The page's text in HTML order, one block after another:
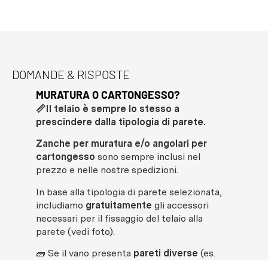
DOMANDE & RISPOSTE
MURATURA O CARTONGESSO?
📏Il telaio è sempre lo stesso a
prescindere dalla tipologia di parete.
Zanche per muratura e/o angolari per
cartongesso sono sempre inclusi nel
prezzo e nelle nostre spedizioni.
In base alla tipologia di parete selezionata,
includiamo gratuitamente gli accessori
necessari per il fissaggio del telaio alla
parete (vedi foto).
🧱 Se il vano presenta pareti diverse (es.